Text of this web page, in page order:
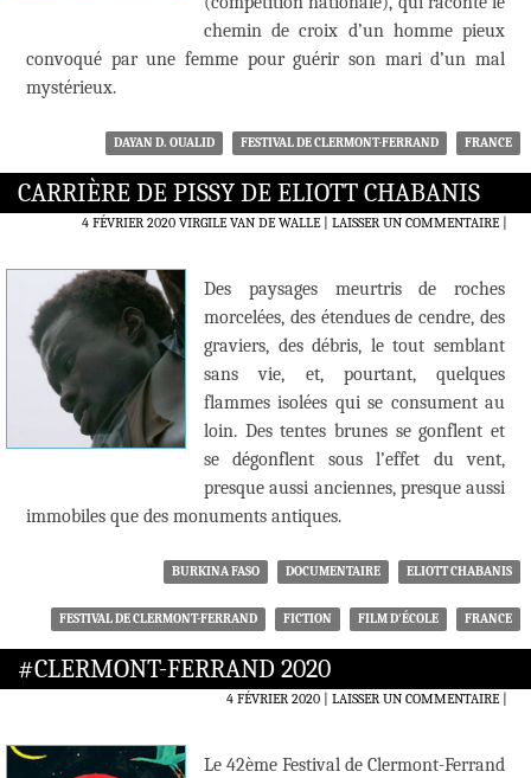
chemin de croix d’un homme pieux
convoqué par une femme pour guérir son mari d’un mal
mystérieux.
DAYAN D. OUALID FESTIVAL DE CLERMONT-FERRAND FRANCE
CARRIÈRE DE PISSY DE ELIOTT CHABANIS
4 FÉVRIER 2020 VIRGILE VAN DE WALLE LAISSER UN COMMENTAIRE|
Des paysages meurtris de roches
morcelées, des étendues de cendre, des
graviers, des débris, le tout semblant
sans vie, et, pourtant, quelques
flammes isolées qui se consument au
loin. Des tentes brunes se gonflent et
se dégonflent sous l’effet du vent,
presque aussi anciennes, presque aussi
immobiles que des monuments antiques.
BURKINA FASO DOCUMENTAIRE ELIOTT CHABANIS
FESTIVAL DE CLERMONT-FERRAND FICTION FILM D'ÉCOLE FRANCE
#CLERMONT-FERRAND 2020
4 FÉVRIER 2020 LAISSER UN COMMENTAIRE|
Le 42ème Festival de Clermont-Ferrand